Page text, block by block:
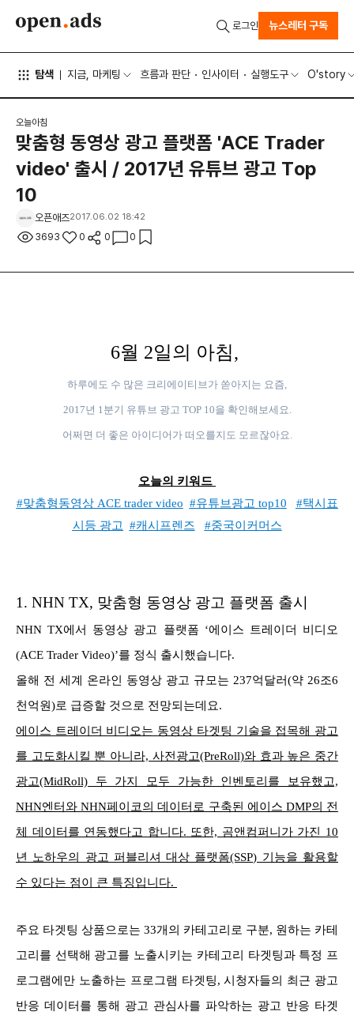
탐색 지금, 마케팅 흐름과 판단 인사이터 실행도구 O'story
로그인 뉴스레터 구독
오늘아침
맞춤형 동영상 광고 플랫폼 'ACE Trader
video' 출시 / 2017년 유튜브 광고 Top
10
오픈애즈2017.06.02 18:42
3693 0 0 0
6월 2일의 아침,
하루에도 수 많은 크리에이티브가 쏟아지는 요즘,
2017년 1분기 유튜브 광고 TOP 10을 확인해보세요.
어쩌면 더 좋은 아이디어가 떠오를지도 모르잖아요.
오늘의 키워드
#맞춤형동영상 ACE trader video #유튜브광고 top10
#택시표
시등 광고
#캐시프렌즈 #중국이커머스
1. NHN TX, 맞춤형 동영상 광고 플랫폼 출시
NHN TX에서 동영상 광고 플랫폼 ‘에이스 트레이더 비디오
(ACE Trader Video)’를 정식 출시했습니다.
올해 전 세계 온라인 동영상 광고 규모는 237억달러(약 26조6
천억원)로 급증할 것으로 전망되는데요.
에이스 트레이더 비디오는 동영상 타겟팅 기술을 접목해 광고
를 고도화시킬 뿐 아니라, 사전광고(PreRoll)와 효과 높은 중간
광고(MidRoll) 두 가지 모두 가능한 인벤토리를 보유했고,
NHN엔터와 NHN페이코의 데이터로 구축된 에이스 DMP의 전
체 데이터를 연동했다고 합니다. 또한, 곰앤컴퍼니가 가진 10
년 노하우의 광고 퍼블리셔 대상 플랫폼(SSP) 기능을 활용할
수 있다는 점이 큰 특징입니다.
주요 타겟팅 상품으로는 33개의 카테고리로 구분, 원하는 카테
고리를 선택해 광고를 노출시키는 카테고리 타겟팅과 특정 프
로그램에만 노출하는 프로그램 타겟팅, 시청자들의 최근 광고
반응 데이터를 통해 광고 관심사를 파악하는 광고 반응 타겟